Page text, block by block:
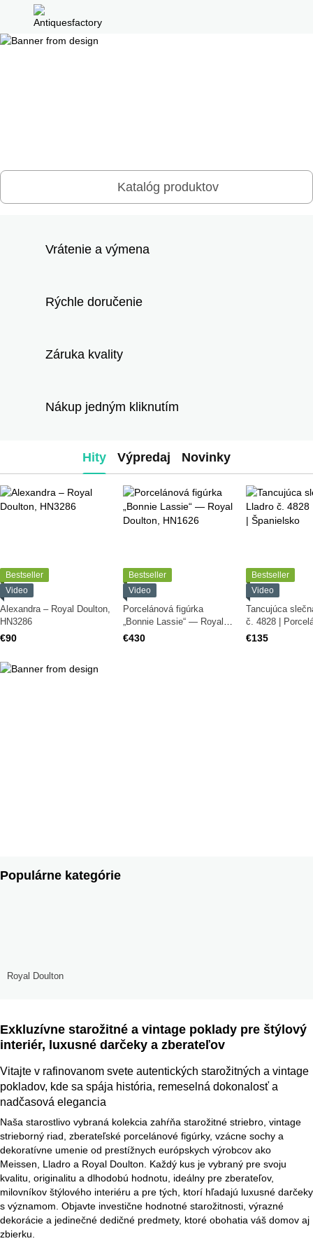
Katalóg produktov
Vrátenie a výmena
Rýchle doručenie
Záruka kvality
Nákup jedným kliknutím
Hity Výpredaj Novinky
Bestseller
Video
Alexandra – Royal Doulton,
HN3286
€90
Bestseller
Video
Porcelánová figúrka
„Bonnie Lassie“ — Royal
Doulton, HN1626
€430
Bestseller
Video
Tancujúca
č. 4828 |
Španielsko
€135
Populárne kategórie
Royal Doulton
Exkluzívne starožitné a vintage poklady pre štýlový
interiér, luxusné darčeky a zberateľov
Vitajte v rafinovanom svete autentických starožitných a vintage
pokladov, kde sa spája história, remeselná dokonalosť a
nadčasová elegancia
Naša starostlivo vybraná kolekcia zahŕňa starožitné striebro, vintage
strieborný riad, zberateľské porcelánové figúrky, vzácne sochy a
dekoratívne umenie od prestížnych európskych výrobcov ako
Meissen, Lladro a Royal Doulton. Každý kus je vybraný pre svoju
kvalitu, originalitu a dlhodobú hodnotu, ideálny pre zberateľov,
milovníkov štýlového interiéru a pre tých, ktorí hľadajú luxusné darčeky
s významom. Objavte investične hodnotné starožitnosti, výrazné
dekorácie a jedinečné dedičné predmety, ktoré obohatia váš domov aj
zbierku.